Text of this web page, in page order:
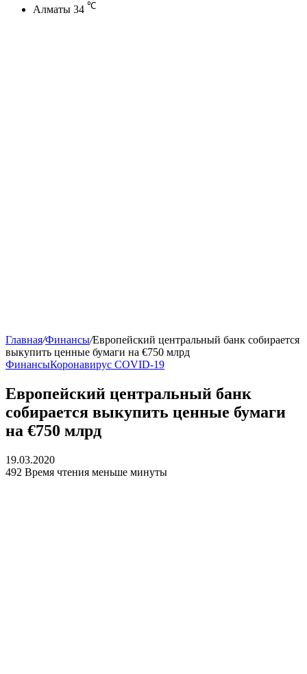
Алматы 34 ℃
Главная/Финансы/Европейский центральный банк собирается
выкупить ценные бумаги на €750 млрд
ФинансыКоронавирус COVID-19
Европейский центральный банк
собирается выкупить ценные бумаги
на €750 млрд
19.03.2020
492 Время чтения меньше минуты